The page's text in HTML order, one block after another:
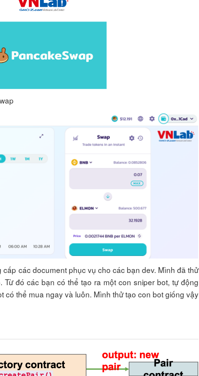
các document phục vụ cho các bạn dev. Mình đã thử
đó các bạn có thể tạo ra một con sniper bot, tự động
có thể mua ngay và luôn. Mình thử tạo con bot giống vậy